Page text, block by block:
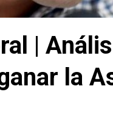
|
la